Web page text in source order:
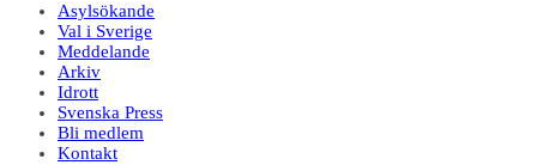
Asylsökande
Val i Sverige
Meddelande
Arkiv
Idrott
Svenska Press
Bli medlem
Kontakt